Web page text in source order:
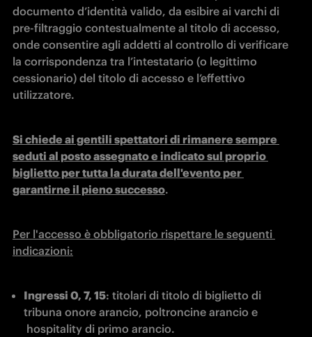
documento d’identità valido, da esibire ai varchi di
pre-filtraggio contestualmente al titolo di accesso,
onde consentire agli addetti al controllo di verificare
la corrispondenza tra l’intestatario (o legittimo
cessionario) del titolo di accesso e l’effettivo
utilizzatore.
Si chiede ai gentili spettatori di rimanere sempre
seduti al posto assegnato e indicato sul proprio
biglietto per tutta la durata dell'evento per
garantirne il pieno successo.
Per l'accesso è obbligatorio rispettare le seguenti
indicazioni:
Ingressi 0, 7, 15: titolari di titolo di biglietto di
tribuna onore arancio, poltroncine arancio e
hospitality di primo arancio.